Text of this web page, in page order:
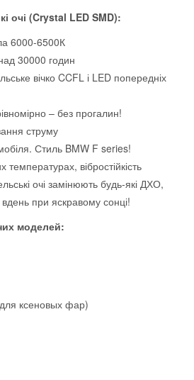
очі (Crystal LED SMD):
6000-6500К
30000 годин
вічко CCFL і LED попередніх
– без прогалин!
струму
Стиль BMW F series!
температурах, вібростійкість
очі замінюють будь-які ДХО,
при яскравому сонці!
моделей:
ксеновых фар)